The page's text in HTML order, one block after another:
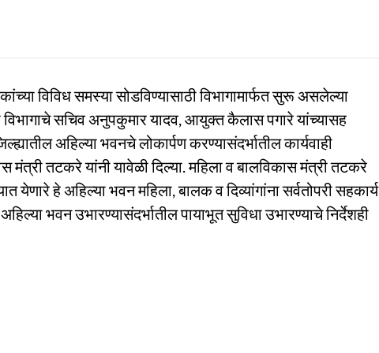
विविध समस्या सोडविण्यासाठी विभागामार्फत सुरू असलेल्या
सचिव अनुपकुमार यादव, आयुक्त कैलास पगारे यांच्यासह
अहिल्या भवनचे लोकार्पण करण्यासंदर्भातील कार्यवाही
मंत्री तटकरे यांनी यावेळी दिल्या. महिला व बालविकास मंत्री तटकरे
येणारे हे अहिल्या भवन महिला, बालक व दिव्यांगांना सर्वतोपरी सहकार्य
भवन उभारण्यासंदर्भातील पायाभूत सुविधा उभारण्याचे निर्देशही